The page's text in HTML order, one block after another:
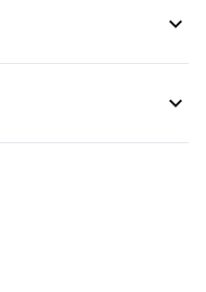
expand_more
expand_more